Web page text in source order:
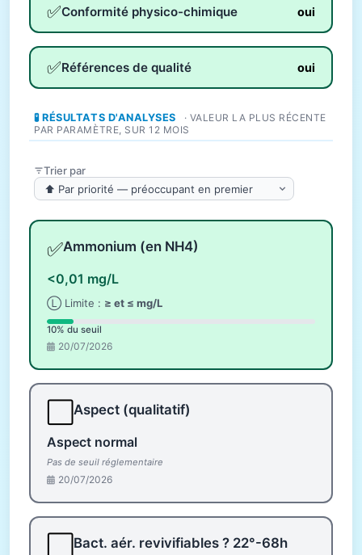
✅Conformité physico-chimique oui
✅Références de qualité oui
🧪 RÉSULTATS D'ANALYSES
· VALEUR LA PLUS RÉCENTE
PAR PARAMÈTRE, SUR 12 MOIS
Trier par
✅Ammonium (en NH4)
<0,01 mg/L
Ⓛ Limite : ≥ et ≤ mg/L
10% du seuil
20/07/2026
Aspect (qualitatif)
Aspect normal
Pas de seuil réglementaire
20/07/2026
Bact. aér. revivifiables ? 22°-68h